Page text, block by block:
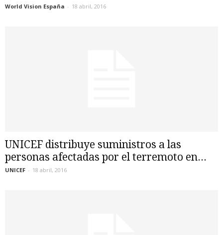
World Vision España - 18 abril, 2016
UNICEF distribuye suministros a las
personas afectadas por el terremoto en...
UNICEF - 18 abril, 2016